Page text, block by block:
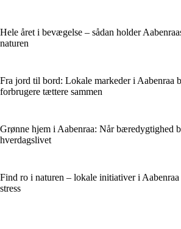
Hele året i bevægelse – sådan holder
naturen
Fra jord til bord: Lokale markeder i Aabenraa
forbrugere tættere sammen
Grønne hjem i Aabenraa: Når bæredygtighed
hverdagslivet
Find ro i naturen – lokale initiativer i
stress